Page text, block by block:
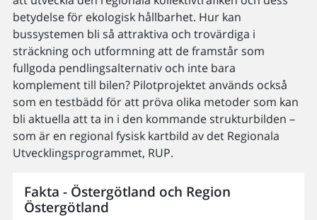
betydelse för ekologisk hållbarhet. Hur kan
bussystemen bli så attraktiva och trovärdiga i
sträckning och utformning att de framstår som
fullgoda pendlingsalternativ och inte bara
komplement till bilen? Pilotprojektet används också
som en testbädd för att pröva olika metoder som kan
bli aktuella att ta in i den kommande strukturbilden –
som är en regional fysisk kartbild av det Regionala
Utvecklingsprogrammet, RUP.
Fakta - Östergötland och Region
Östergötland